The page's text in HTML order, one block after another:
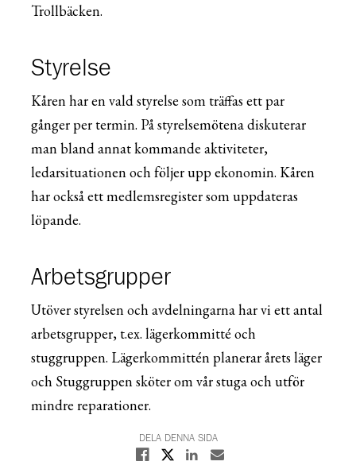
Trollbäcken.
Styrelse
Kåren har en vald styrelse som träffas ett par
gånger per termin. På styrelsemötena diskuterar
man bland annat kommande aktiviteter,
ledarsituationen och följer upp ekonomin. Kåren
har också ett medlemsregister som uppdateras
löpande.
Arbetsgrupper
Utöver styrelsen och avdelningarna har vi ett antal
arbetsgrupper, t.ex. lägerkommitté och
stuggruppen. Lägerkommittén planerar årets läger
och Stuggruppen sköter om vår stuga och utför
mindre reparationer.
DELA DENNA SIDA
Dela på Facebook
Dela på XDela på Linkedin
Dela med E-post